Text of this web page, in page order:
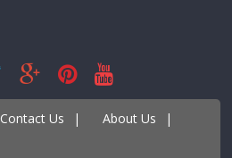
Contact Us | About Us |